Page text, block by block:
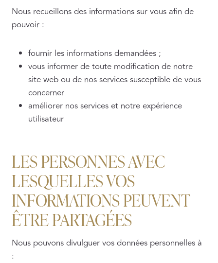
Nous recueillons des informations sur vous afin de
pouvoir :
fournir les informations demandées ;
vous informer de toute modification de notre
site web ou de nos services susceptible de vous
concerner
améliorer nos services et notre expérience
utilisateur
LES PERSONNES AVEC
LESQUELLES VOS
INFORMATIONS PEUVENT
ÊTRE PARTAGÉES
Nous pouvons divulguer vos données personnelles à
: